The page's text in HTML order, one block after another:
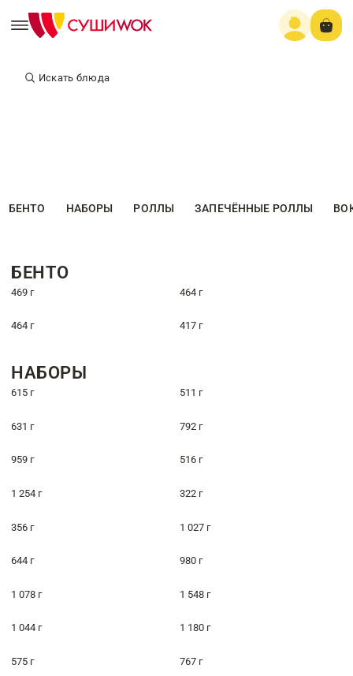
Искать блюда
БЕНТО НАБОРЫ РОЛЛЫ ЗАПЕЧЁННЫЕ РОЛЛЫ
БЕНТО
469 г 464 г
464 г 417 г
НАБОРЫ
615 г 511 г
631 г 792 г
959 г 516 г
1 254 г 322 г
356 г 1 027 г
644 г 980 г
1 078 г 1 548 г
1 044 г 1 180 г
575 г 767 г